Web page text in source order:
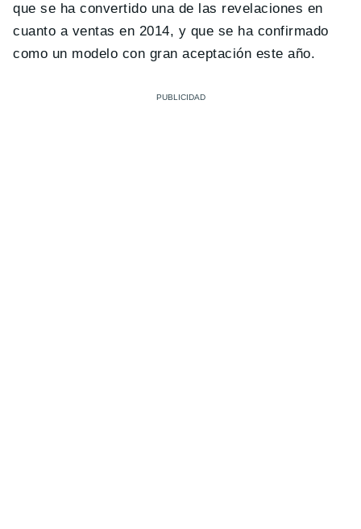
que se ha convertido una de las revelaciones en
cuanto a ventas en 2014, y que se ha confirmado
como un modelo con gran aceptación este año.